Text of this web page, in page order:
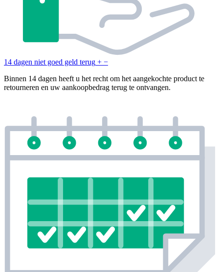
14 dagen niet goed geld terug + −
Binnen 14 dagen heeft u het recht om het aangekochte product te
retourneren en uw aankoopbedrag terug te ontvangen.